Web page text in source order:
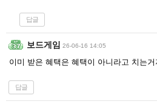
답글
보드게임 26-06-16 14:05
이미 받은 혜택은 혜택이 아니라고 치는거
답글